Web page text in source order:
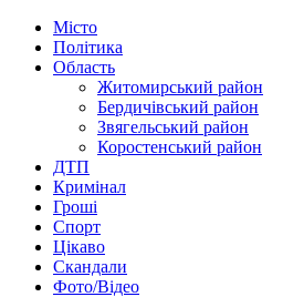
Місто
Політика
Область
Житомирський район
Бердичівський район
Звягельський район
Коростенський район
ДТП
Кримінал
Гроші
Спорт
Цікаво
Скандали
Фото/Відео